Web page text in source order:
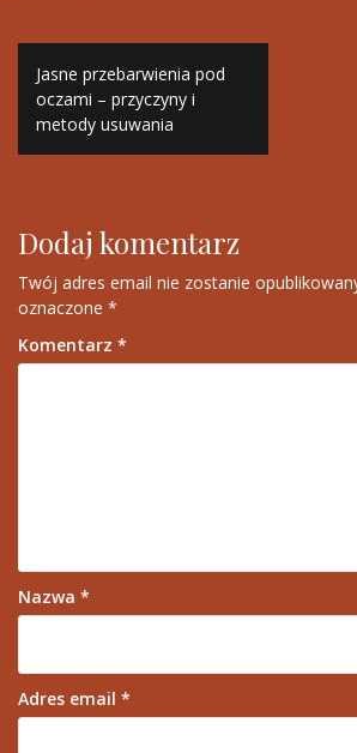
Nawigacja
wpisu
Jasne przebarwienia pod
oczami – przyczyny i
metody usuwania
Dodaj komentarz
Twój adres email nie zostanie
oznaczone *
Komentarz *
Nazwa *
Adres email *